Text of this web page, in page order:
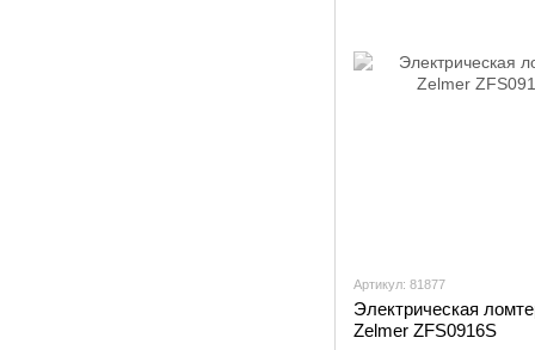
Артикул: 81877
Электрическая
Zelmer ZFS0916S